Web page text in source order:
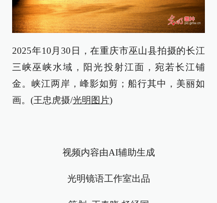
2025年10月30日，在重庆市巫山县拍摄的长江
三峡巫峡水域，阳光投射江面，宛若长江铺
金。峡江两岸，峰影如剪；船行其中，美丽如
画。(王忠虎摄/光明图片)
视频内容由AI辅助生成
光明镜语工作室出品